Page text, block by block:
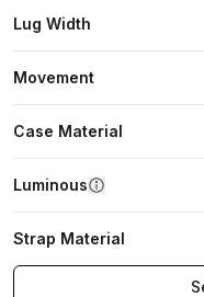
Lug Width
Movement
Case Material
Luminous
Strap Material